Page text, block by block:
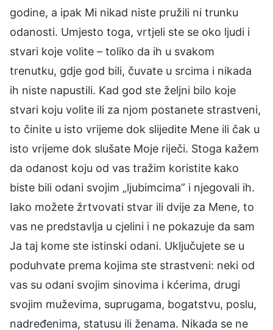
godine, a ipak Mi nikad niste pružili ni trunku
odanosti. Umjesto toga, vrtjeli ste se oko ljudi i
stvari koje volite – toliko da ih u svakom
trenutku, gdje god bili, čuvate u srcima i nikada
ih niste napustili. Kad god ste željni bilo koje
stvari koju volite ili za njom postanete strastveni,
to činite u isto vrijeme dok slijedite Mene ili čak u
isto vrijeme dok slušate Moje riječi. Stoga kažem
da odanost koju od vas tražim koristite kako
biste bili odani svojim „ljubimcima” i njegovali ih.
Iako možete žrtvovati stvar ili dvije za Mene, to
vas ne predstavlja u cjelini i ne pokazuje da sam
Ja taj kome ste istinski odani. Uključujete se u
poduhvate prema kojima ste strastveni: neki od
vas su odani svojim sinovima i kćerima, drugi
svojim muževima, suprugama, bogatstvu, poslu,
nadređenima, statusu ili ženama. Nikada se ne